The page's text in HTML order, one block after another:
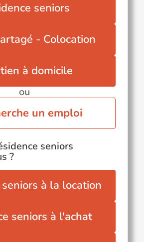
seniors
- Colocation
à domicile
ou
un emploi
seniors
?
à la location
seniors à l'achat